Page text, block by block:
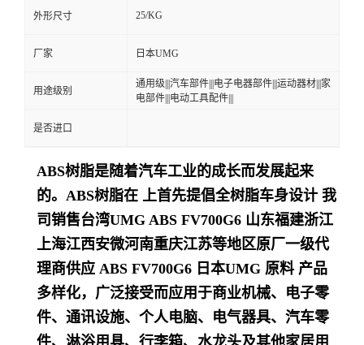
外形尺寸 25/KG
厂家 日本UMG
用途级别
通用级|||汽车部件|||电子电器部件|||运动器材|||家
电部件|||电动工具配件|||
是否进口
ABS树脂是随着汽车工业的成长而发展起来
的。ABS树脂在 上首先提倡全树脂车身设计 我
司销售台湾UMG ABS FV700G6 山东福建浙江
上海江西安微河南重庆江苏等地区原厂一级代
理商供应 ABS FV700G6 日本UMG 原料 产品
多样化， 广泛接受而应用于商业机械、电子零
件、通讯设施、个人电脑、电气器具、汽车零